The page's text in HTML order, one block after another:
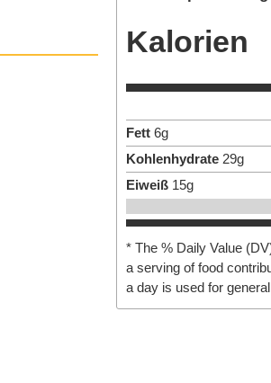
Kalorien
Fett 6g
Kohlenhydrate 29g
Eiweiß 15g
* The % Daily Value
a serving of food
a day is used for